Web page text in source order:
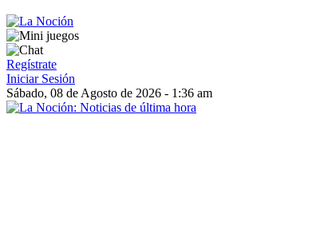
Regístrate
Iniciar Sesión
Sábado, 08 de Agosto de 2026 - 1:36 am